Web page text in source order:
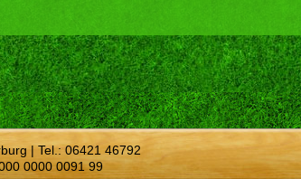
| Tel.: 06421 46792
0000 0091 99